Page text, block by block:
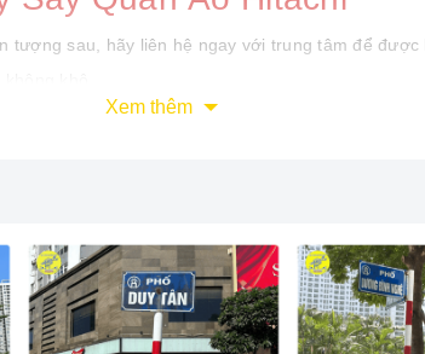
tượng sau, hãy liên hệ ngay với trung tâm để
Khoa 43 Đường Bưởi?
Xem thêm